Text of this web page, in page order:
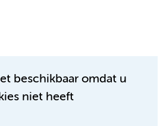
beschikbaar omdat u
niet heeft